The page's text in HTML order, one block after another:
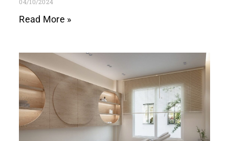
Read More »